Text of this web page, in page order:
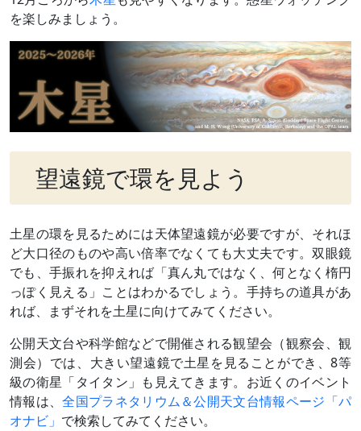
を楽しみましょう。
望遠鏡で環を見よう
土星の環を見るためには天体望遠鏡が必要ですが、それほ
ど大口径のものや高い倍率でなくても大丈夫です。双眼鏡
でも、手振れを抑えれば「真ん丸ではなく、何となく楕円
っぽく見える」ことはわかるでしょう。手持ちの道具があ
れば、まずそれを土星に向けてみてください。
公開天文台や科学館などで開催される観望会（観察会、観
測会）では、大きい望遠鏡で土星を見ることができ、8等
級の衛星「タイタン」も見えてきます。お近くのイベント
情報は、全国プラネタリウム＆公開天文台情報ページ「パ
オナビ」 で検索してみてください。